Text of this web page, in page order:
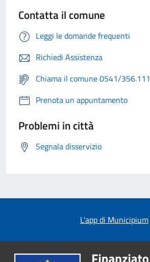
Contatta il comune
Leggi le domande frequenti
Richiedi Assistenza
Chiama il comune 0541/356.111
Prenota un appuntamento
Problemi in città
Segnala disservizio
L'app di Municipium